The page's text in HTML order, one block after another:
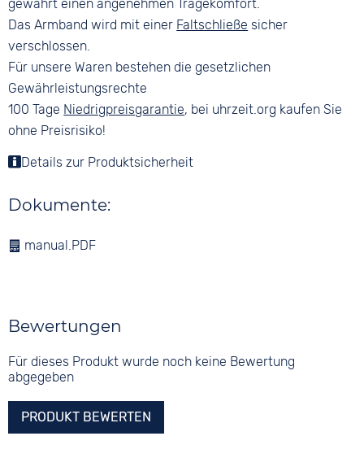
gewährt einen angenehmen Tragekomfort.
Das Armband wird mit einer Faltschließe sicher
verschlossen.
Für unsere Waren bestehen die gesetzlichen
Gewährleistungsrechte
100 Tage Niedrigpreisgarantie, bei uhrzeit.org kaufen Sie
ohne Preisrisiko!
Details zur Produktsicherheit
Dokumente:
manual.PDF
Bewertungen
Für dieses Produkt wurde noch keine Bewertung
abgegeben
PRODUKT BEWERTEN